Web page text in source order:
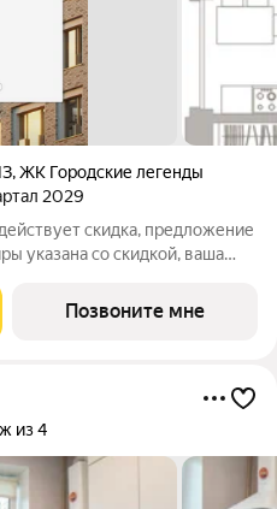
,ЖК Городские легенды
2029
скидка, предложение
указана со скидкой, ваша
2-комн. квартира от
Позвоните мне
из 4